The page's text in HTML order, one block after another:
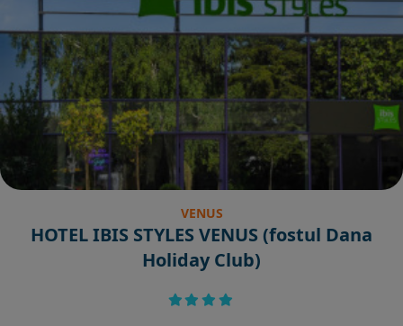
VENUS
HOTEL IBIS STYLES VENUS (fostul Dana
Holiday Club)